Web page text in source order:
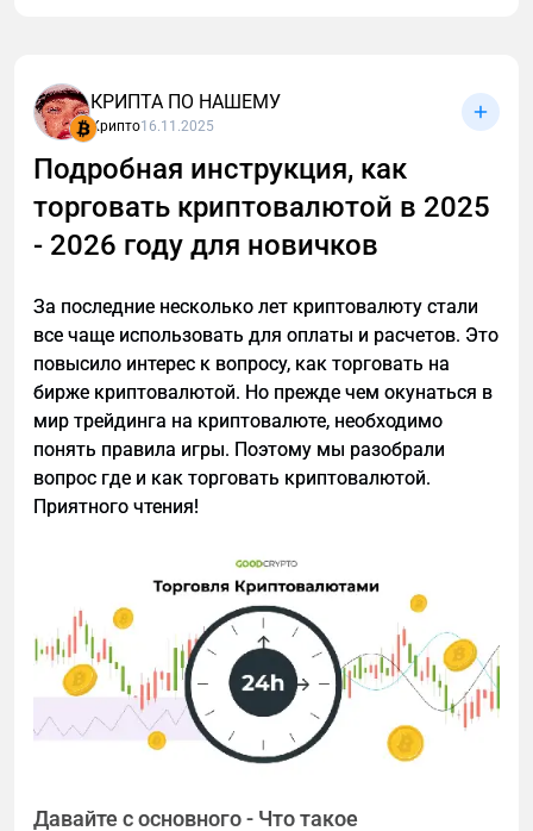
Рыночный риск: Волатильность цен может
привести к ликвидациям.
Liquidation Risk (при borrowing).
Slashing Risk (при стейкинге в Safety Module).
Impermanent Loss (если используете LP-
токены).
Regulatory Risk: DeFi развивается, правила
могут меняться.
Рекомендация: Начинайте с простого supply
стабильных монет на проверенных сетях (Ethereum
mainnet или L2 с низкими комиссиями). Diversify и
не используйте весь капитал в leveraged
Aave предлагает один из самых разнообразных
наборов инструментов для заработка в DeFi — от
полностью пассивного lending до активного
trading/liquidations. Самые стабильные способы
— supply активов и стейкингAAVE
. Более
продвинутые (looping, flash loans, liquidations) дают
КРИПТА ПО НАШЕМУ
Крипто16.11.2025
Подробная инструкция, как
торговать криптовалютой в 2025
- 2026 году для новичков
За последние несколько лет криптовалюту стали
все чаще использовать для оплаты и расчетов. Это
повысило интерес к вопросу, как торговать на
бирже криптовалютой. Но прежде чем окунаться в
мир трейдинга на криптовалюте, необходимо
понять правила игры. Поэтому мы разобрали
вопрос где и как торговать криптовалютой.
Приятного чтения!
Давайте с основного - Что такое